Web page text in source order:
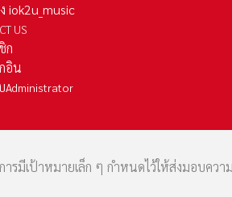
iok2u_music
US
ก
อิน
Administrator
ารมีเป้าหมายเล็ก ๆ กำหนดไว้ให้ส่งมอบ